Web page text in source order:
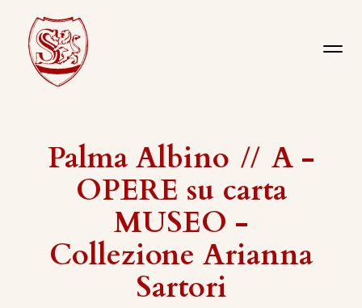
Palma Albino // A -
OPERE su carta
MUSEO -
Collezione Arianna
Sartori